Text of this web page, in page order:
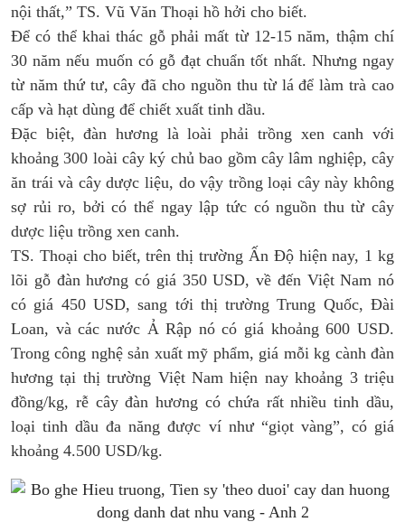
nội thất,” TS. Vũ Văn Thoại hồ hởi cho biết.
Để có thể khai thác gỗ phải mất từ 12-15 năm, thậm chí
30 năm nếu muốn có gỗ đạt chuẩn tốt nhất. Nhưng ngay
từ năm thứ tư, cây đã cho nguồn thu từ lá để làm trà cao
cấp và hạt dùng để chiết xuất tinh dầu.
Đặc biệt, đàn hương là loài phải trồng xen canh với
khoảng 300 loài cây ký chủ bao gồm cây lâm nghiệp, cây
ăn trái và cây dược liệu, do vậy trồng loại cây này không
sợ rủi ro, bởi có thể ngay lập tức có nguồn thu từ cây
dược liệu trồng xen canh.
TS. Thoại cho biết, trên thị trường Ấn Độ hiện nay, 1 kg
lõi gỗ đàn hương có giá 350 USD, về đến Việt Nam nó
có giá 450 USD, sang tới thị trường Trung Quốc, Đài
Loan, và các nước Ả Rập nó có giá khoảng 600 USD.
Trong công nghệ sản xuất mỹ phẩm, giá mỗi kg cành đàn
hương tại thị trường Việt Nam hiện nay khoảng 3 triệu
đồng/kg, rễ cây đàn hương có chứa rất nhiều tinh dầu,
loại tinh dầu đa năng được ví như “giọt vàng”, có giá
khoảng 4.500 USD/kg.